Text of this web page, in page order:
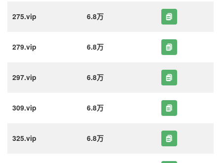
275.vip 6.8万
279.vip 6.8万
297.vip 6.8万
309.vip 6.8万
325.vip 6.8万